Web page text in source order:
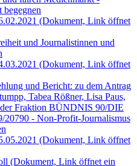
begegnen
(Dokument, Link öffnet
und Journalistinnen und
(Dokument, Link öffnet
und Bericht: zu dem Antrag
Tabea Rößner, Lisa Paus,
Fraktion BÜNDNIS 90/DIE
- Non-Profit-Journalismus
(Dokument, Link öffnet
(Dokument, Link öffnet ein